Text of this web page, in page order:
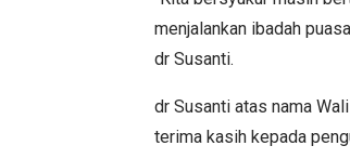
menjalankan ibadah
dr Susanti.
dr Susanti atas nama
terima kasih kepada